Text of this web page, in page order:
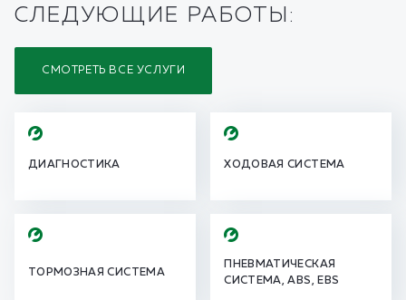
СЛЕДУЮЩИЕ РАБОТЫ:
СМОТРЕТЬ ВСЕ УСЛУГИ
ДИАГНОСТИКА ХОДОВАЯ СИСТЕМА
ТОРМОЗНАЯ СИСТЕМА
ПНЕВМАТИЧЕСКАЯ
СИСТЕМА, ABS, EBS